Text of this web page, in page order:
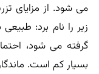
می شود. از مزایای
زیر را نام برد:
گرفته می شود،
بسیار کم است.